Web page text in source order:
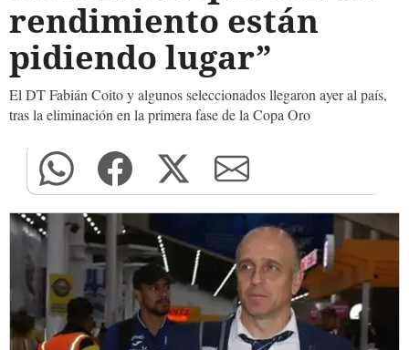
rendimiento están
pidiendo lugar”
El DT Fabián Coito y algunos seleccionados llegaron ayer al país,
tras la eliminación en la primera fase de la Copa Oro